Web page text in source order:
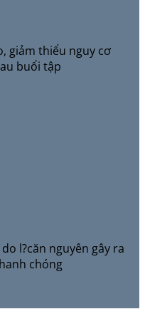
giảm thiểu nguy cơ
buổi tập
l?căn nguyên gây ra
chóng